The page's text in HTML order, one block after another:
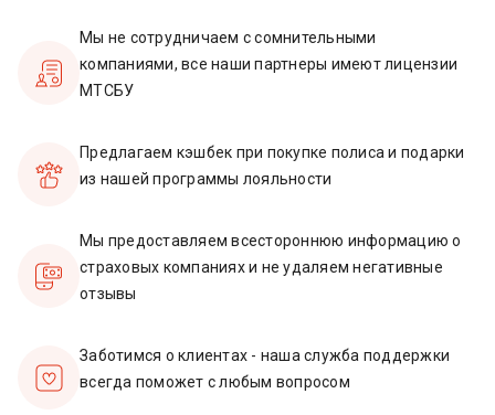
Мы не сотрудничаем с сомнительными
компаниями, все наши партнеры имеют лицензии
МТСБУ
Предлагаем кэшбек при покупке полиса и подарки
из нашей программы лояльности
Мы предоставляем всестороннюю информацию о
страховых компаниях и не удаляем негативные
отзывы
Заботимся о клиентах - наша служба поддержки
всегда поможет с любым вопросом